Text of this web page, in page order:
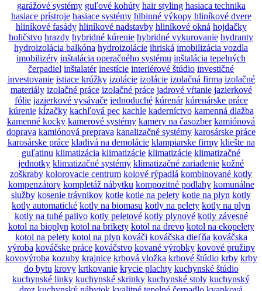
garážové systémy guľové kohúty hair styling hasiaca technika
hasiace prístroje hasiace systémy hlbinné výkopy hliníkové dvere
hliníkové fasády hliníkové nadstavby hliníkové okná hojdačky
holičstvo hrazdy hybridné kúrenie hybridné vykurovanie hydranty
hydroizolácia balkóna hydroizolácie ihriská imobilizácia vozdla
imobilizéry inštalácia operačného systému inštalácia tepelných
čerpadiel inštalatér inestície interiérové štúdio investičné
investovanie istiace krúžky izolácie izolácie izolačná firma izolačné
materiály izolačné práce izolačné práce jadrové vŕtanie jazierkové
fólie jazierkové vysávače jednoduché kúrenár kúrenárske práce
kúrenie kĺzačky kachľová pec kachle kaderníctvo kamenná dlažba
kamenné kocky kamerové systémy kamery na časozber kamiónová
doprava kamiónová preprava kanalizačné systémy karosárske práce
karosárske práce kladivá na demolácie klampiarske firmy kliešte na
guľatinu klimatizácia klimatizácie klimatizácie klimatizačné
jednotky klimatizačné systémy klimatizačné zariadenie kožné
zoškraby kolorovacie centrum kolové rýpadlá kombinované kotly
kompenzátory kompletáž nábytku kompozitné podlahy komunálne
služby kosenie trávnikov kotle kotle na pelety kotle na plyn kotly
kotly automatické kotly na biomasu kotly na pelety kotly na plyn
kotly na tuhé palivo kotly peletové kotly plynové kotly závesné
kotol na bioplyn kotol na brikety kotol na drevo kotol na ekopelety
kotol na pelety kotol na plyn kováči kováčska dieľňa kováčska
výroba kováčske práce kováčstvo kované výrobky kovové pružiny
kovovýroba kozuby krajnice krbová vložka krbové štúdio krby krby
do bytu krovy krtkovanie krycie plachty kuchynské štúdio
kuchynské linky kuchynské skrinky kuchynské stoly kuchynský